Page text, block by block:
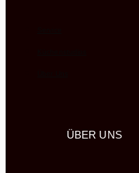
ÜBER UNS